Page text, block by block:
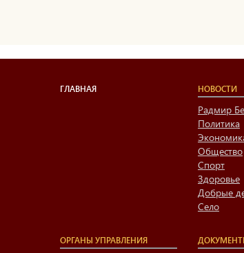
ГЛАВНАЯ НОВОСТИ
Радмир
Политика
Общество
Спорт
Здоровье
Добрые
Село
ОРГАНЫ УПРАВЛЕНИЯ